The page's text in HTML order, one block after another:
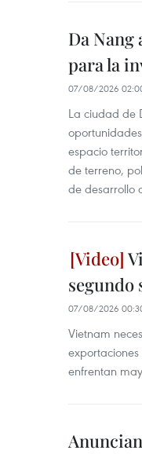
Da
para la
07/08/2026
La ciudad de
espacio
de terreno,
de desarrollo
segundo
07/08/2026
Vietnam
enfrentan